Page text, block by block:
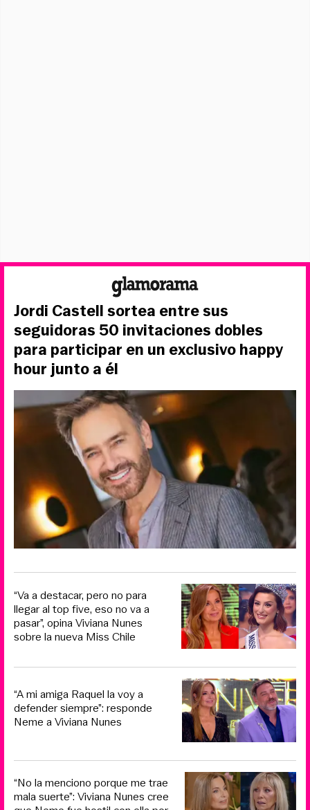
Jordi Castell sortea entre sus
seguidoras 50 invitaciones dobles
para participar en un exclusivo happy
hour junto a él
“Va a destacar, pero no para
llegar al top five, eso no va a
pasar”, opina Viviana Nunes
sobre la nueva Miss Chile
“A mi amiga Raquel la voy a
defender siempre”: responde
Neme a Viviana Nunes
“No la menciono porque me trae
mala suerte”: Viviana Nunes cree